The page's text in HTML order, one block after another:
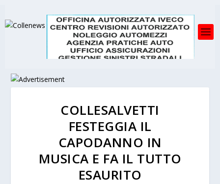
COLLESALVETTI
FESTEGGIA IL
CAPODANNO IN
MUSICA E FA IL TUTTO
ESAURITO